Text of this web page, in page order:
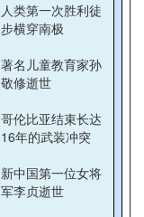
人类第一次胜利徒
步横穿南极
著名儿童教育家孙
敬修逝世
哥伦比亚结束长达
16年的武装冲突
新中国第一位女将
军李贞逝世